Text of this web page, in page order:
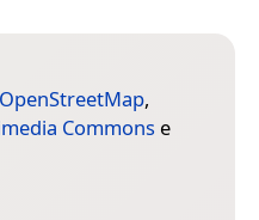
OpenStreetMap,
Commons e